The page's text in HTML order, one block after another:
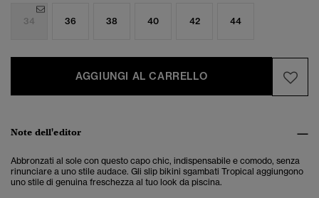
34 36 38 40 42 44
AGGIUNGI AL CARRELLO
Note dell'editor
Abbronzati al sole con questo capo chic, indispensabile e comodo, senza
rinunciare a uno stile audace. Gli slip bikini sgambati Tropical aggiungono
uno stile di genuina freschezza al tuo look da piscina.